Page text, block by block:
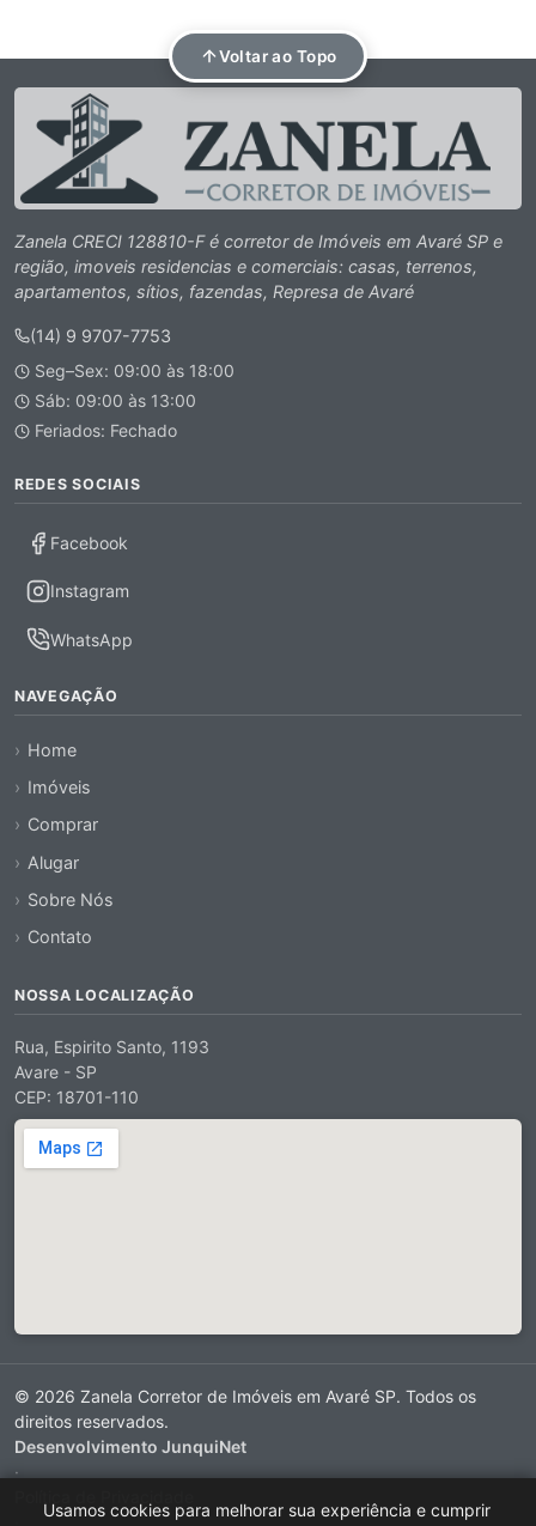
Voltar ao Topo
Zanela CRECI 128810-F é corretor de Imóveis em Avaré SP e
região, imoveis residencias e comerciais: casas, terrenos,
apartamentos, sítios, fazendas, Represa de Avaré
(14) 9 9707-7753
Seg–Sex: 09:00 às 18:00
Sáb: 09:00 às 13:00
Feriados: Fechado
REDES SOCIAIS
Facebook
Instagram
WhatsApp
NAVEGAÇÃO
Home
Imóveis
Comprar
Alugar
Sobre Nós
Contato
NOSSA LOCALIZAÇÃO
Rua, Espirito Santo, 1193
Avare - SP
CEP: 18701-110
© 2026 Zanela Corretor de Imóveis em Avaré SP. Todos os
direitos reservados.
Desenvolvimento JunquiNet
·
Usamos cookies para melhorar sua experiência e cumprir